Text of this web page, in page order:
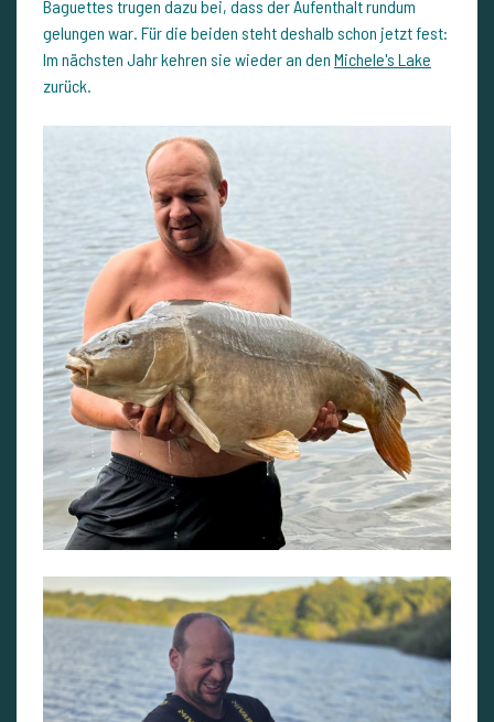
Baguettes trugen dazu bei, dass der Aufenthalt rundum
gelungen war. Für die beiden steht deshalb schon jetzt fest:
Im nächsten Jahr kehren sie wieder an den Michele's Lake
zurück.